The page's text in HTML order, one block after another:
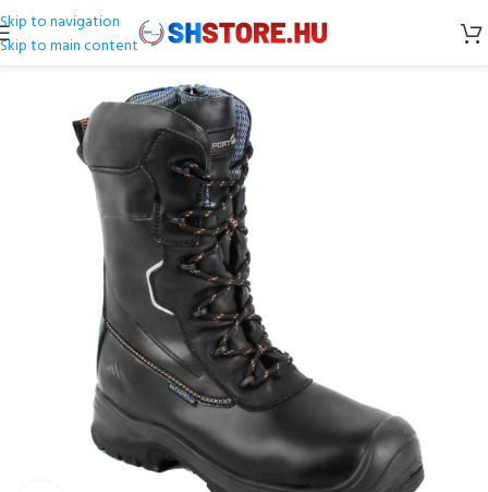
Skip to navigation
Skip to main content